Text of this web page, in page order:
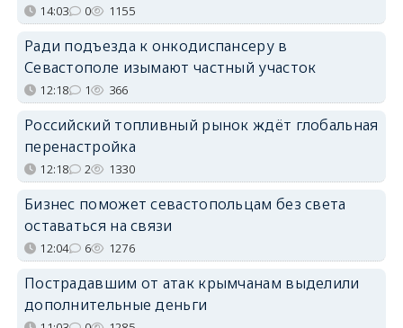
14:03 0 1155
Ради подъезда к онкодиспансеру в
Севастополе изымают частный участок
12:18 1 366
Российский топливный рынок ждёт глобальная
перенастройка
12:18 2 1330
Бизнес поможет севастопольцам без света
оставаться на связи
12:04 6 1276
Пострадавшим от атак крымчанам выделили
дополнительные деньги